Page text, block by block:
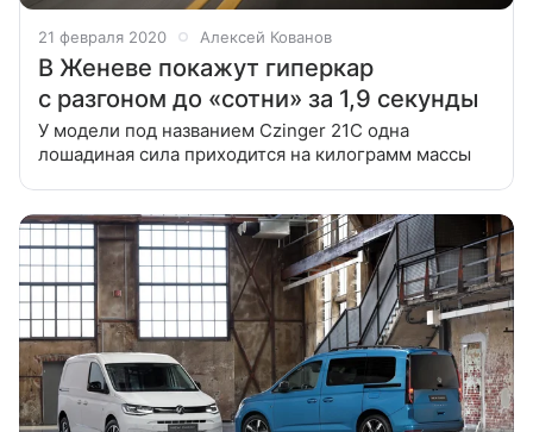
21 февраля 2020 Алексей Кованов
В Женеве покажут гиперкар
с разгоном до «сотни» за 1,9 секунды
У модели под названием Czinger 21C одна
лошадиная сила приходится на килограмм массы